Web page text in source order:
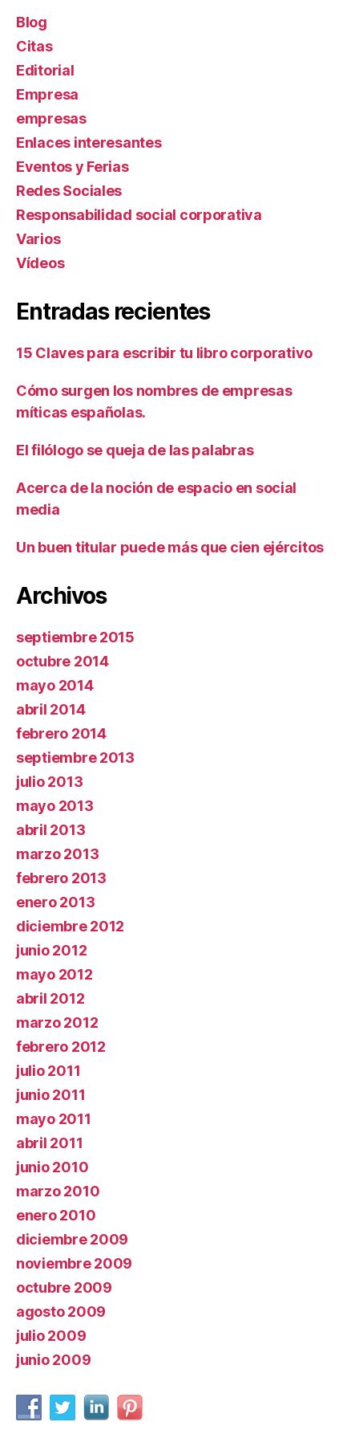
Blog
Citas
Editorial
Empresa
empresas
Enlaces interesantes
Eventos y Ferias
Redes Sociales
Responsabilidad social corporativa
Varios
Ví­deos
Entradas recientes
15 Claves para escribir tu libro corporativo
Cómo surgen los nombres de empresas
míticas españolas.
El filólogo se queja de las palabras
Acerca de la noción de espacio en social
media
Un buen titular puede más que cien ejércitos
Archivos
septiembre 2015
octubre 2014
mayo 2014
abril 2014
febrero 2014
septiembre 2013
julio 2013
mayo 2013
abril 2013
marzo 2013
febrero 2013
enero 2013
diciembre 2012
junio 2012
mayo 2012
abril 2012
marzo 2012
febrero 2012
julio 2011
junio 2011
mayo 2011
abril 2011
junio 2010
marzo 2010
enero 2010
diciembre 2009
noviembre 2009
octubre 2009
agosto 2009
julio 2009
junio 2009